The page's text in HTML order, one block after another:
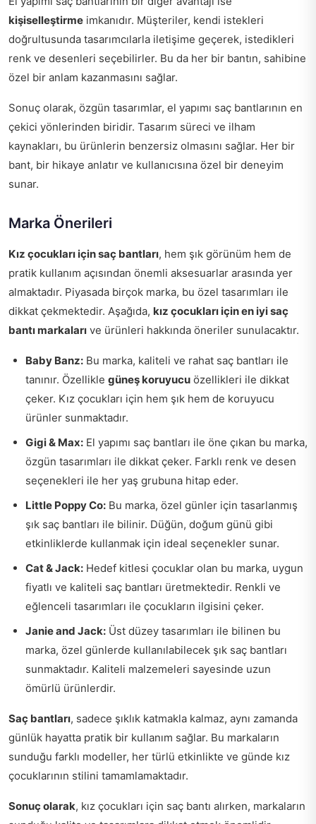
kişiselleştirme imkanıdır. Müşteriler, kendi istekleri
doğrultusunda tasarımcılarla iletişime geçerek, istedikleri
renk ve desenleri seçebilirler. Bu da her bir bantın, sahibine
özel bir anlam kazanmasını sağlar.
Sonuç olarak, özgün tasarımlar, el yapımı saç bantlarının en
çekici yönlerinden biridir. Tasarım süreci ve ilham
kaynakları, bu ürünlerin benzersiz olmasını sağlar. Her bir
bant, bir hikaye anlatır ve kullanıcısına özel bir deneyim
sunar.
Marka Önerileri
Kız çocukları için saç bantları, hem şık görünüm hem de
pratik kullanım açısından önemli aksesuarlar arasında yer
almaktadır. Piyasada birçok marka, bu özel tasarımları ile
dikkat çekmektedir. Aşağıda, kız çocukları için en iyi saç
bantı markaları ve ürünleri hakkında öneriler sunulacaktır.
Baby Banz: Bu marka, kaliteli ve rahat saç bantları ile
tanınır. Özellikle güneş koruyucu özellikleri ile dikkat
çeker. Kız çocukları için hem şık hem de koruyucu
ürünler sunmaktadır.
Gigi & Max: El yapımı saç bantları ile öne çıkan bu marka,
özgün tasarımları ile dikkat çeker. Farklı renk ve desen
seçenekleri ile her yaş grubuna hitap eder.
Little Poppy Co: Bu marka, özel günler için tasarlanmış
şık saç bantları ile bilinir. Düğün, doğum günü gibi
etkinliklerde kullanmak için ideal seçenekler sunar.
Cat & Jack: Hedef kitlesi çocuklar olan bu marka, uygun
fiyatlı ve kaliteli saç bantları üretmektedir. Renkli ve
eğlenceli tasarımları ile çocukların ilgisini çeker.
Janie and Jack: Üst düzey tasarımları ile bilinen bu
marka, özel günlerde kullanılabilecek şık saç bantları
sunmaktadır. Kaliteli malzemeleri sayesinde uzun
ömürlü ürünlerdir.
Saç bantları, sadece şıklık katmakla kalmaz, aynı zamanda
günlük hayatta pratik bir kullanım sağlar. Bu markaların
sunduğu farklı modeller, her türlü etkinlikte ve günde kız
çocuklarının stilini tamamlamaktadır.
Sonuç olarak, kız çocukları için saç bantı alırken, markaların